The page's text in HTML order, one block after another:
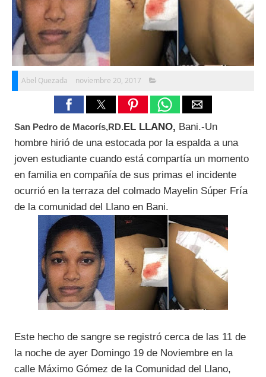
Abel Quezada noviembre 20, 2017
San Pedro de Macorís,RD.EL LLANO, Bani.-Un
hombre hirió de una estocada por la espalda a una
joven estudiante cuando está compartía un momento
en familia en compañía de sus primas el incidente
ocurrió en la terraza del colmado Mayelin Súper Fría
de la comunidad del Llano en Bani.
Este hecho de sangre se registró cerca de las 11 de
la noche de ayer Domingo 19 de Noviembre en la
calle Máximo Gómez de la Comunidad del Llano,